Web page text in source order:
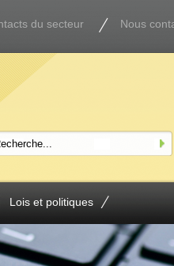
du secteur Nous
Lois et politiques